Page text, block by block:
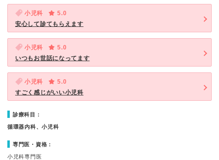
小児科
5.0
安心して診てもらえます
小児科
5.0
いつもお世話になってます
小児科
5.0
すごく感じがいい小児科
診療科目：
循環器内科、小児科
専門医・資格：
小児科専門医